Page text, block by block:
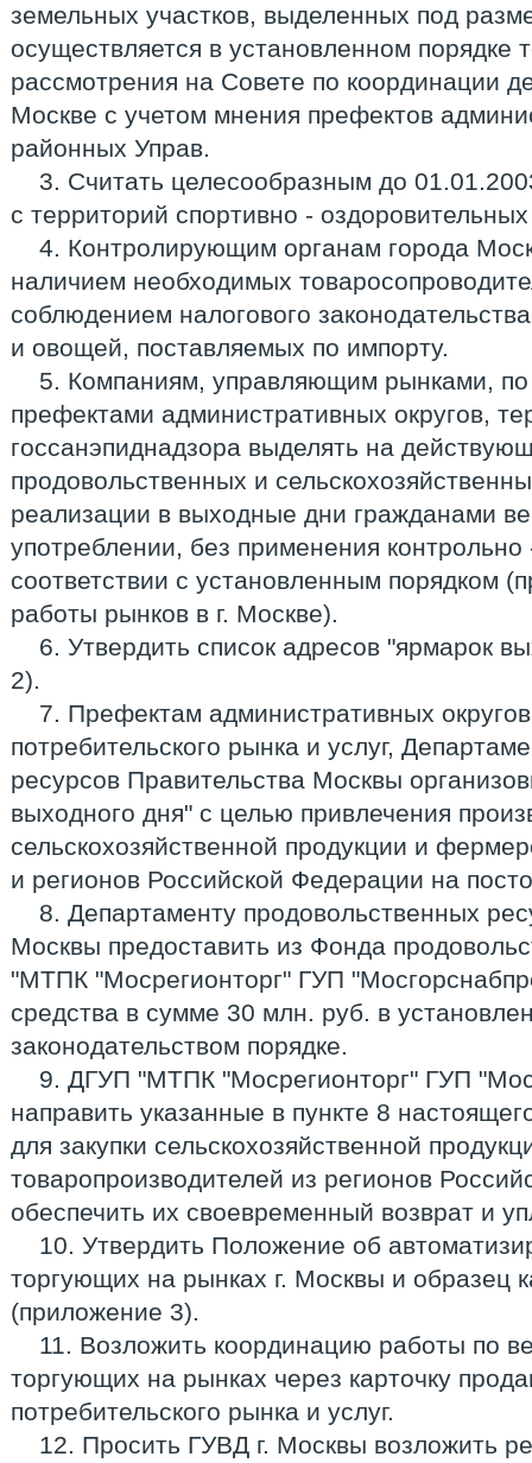
земельных участков, выделенных под
осуществляется в установленном порядке
рассмотрения на Совете по координации
Москве с учетом мнения префектов
районных Управ.
3. Считать целесообразным до
с территорий спортивно -
4. Контролирующим органам города
наличием необходимых
соблюдением налогового
и овощей, поставляемых по импорту.
5. Компаниям, управляющим рынками, по
префектами административных округов,
госсанэпиднадзора выделять на
продовольственных и
реализации в выходные дни гражданами
употреблении, без применения
соответствии с установленным порядком
работы рынков в г. Москве).
6. Утвердить список адресов "ярмарок
2).
7. Префектам административных
потребительского рынка и услуг,
ресурсов Правительства Москвы
выходного дня" с целью привлечения
сельскохозяйственной продукции и
и регионов Российской Федерации на
8. Департаменту продовольственных
Москвы предоставить из Фонда
"МТПК "Мосрегионторг" ГУП
средства в сумме 30 млн. руб. в
законодательством порядке.
9. ДГУП "МТПК "Мосрегионторг" ГУП
направить указанные в пункте 8
для закупки сельскохозяйственной
товаропроизводителей из регионов
обеспечить их своевременный возврат и
10. Утвердить Положение об
торгующих на рынках г. Москвы и образец
(приложение 3).
11. Возложить координацию работы по
торгующих на рынках через карточку
потребительского рынка и услуг.
12. Просить ГУВД г. Москвы возложить